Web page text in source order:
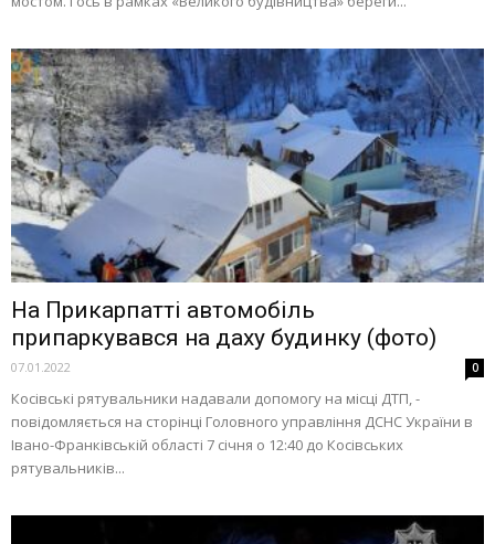
На Прикарпатті автомобіль
припаркувався на даху будинку (фото)
07.01.2022 0
Косівські рятувальники надавали допомогу на місці ДТП, -
повідомляється на сторінці Головного управління ДСНС України в
Івано-Франківській області 7 січня о 12:40 до Косівських
рятувальників...